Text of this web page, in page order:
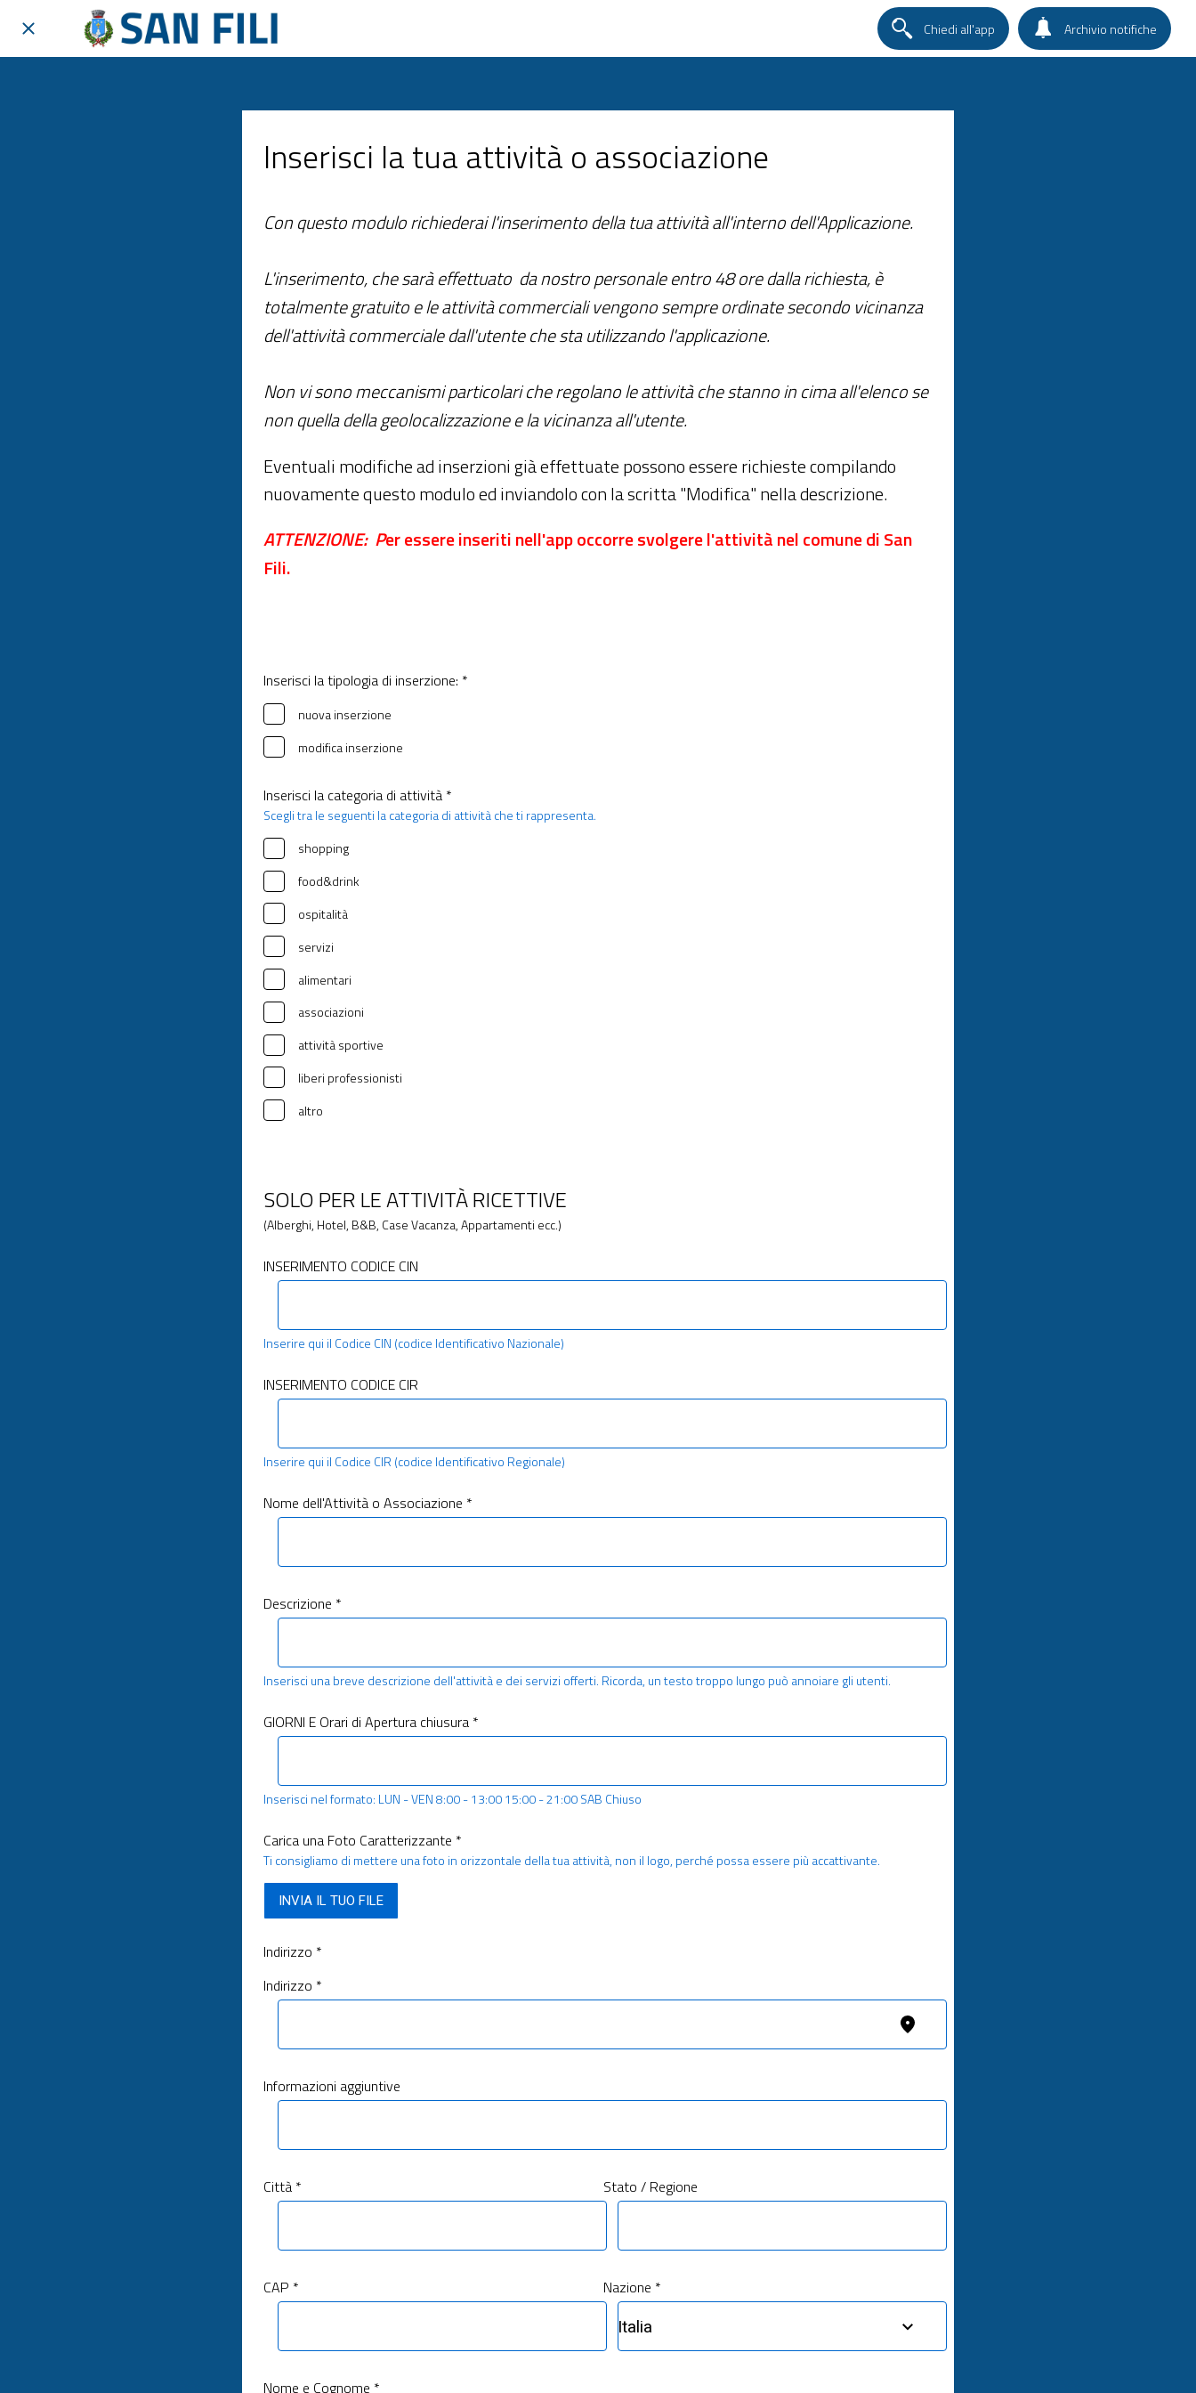
Chiedi all'app Archivio notifiche
Inserisci la tua attività o associazione
Con questo modulo richiederai l'inserimento della tua attività all'interno dell'Applicazione.
L'inserimento, che sarà effettuato da nostro personale entro 48 ore dalla richiesta, è
totalmente gratuito e le attività commerciali vengono sempre ordinate secondo vicinanza
dell'attività commerciale dall'utente che sta utilizzando l'applicazione.
Non vi sono meccanismi particolari che regolano le attività che stanno in cima all'elenco se
non quella della geolocalizzazione e la vicinanza all'utente.
Eventuali modifiche ad inserzioni già effettuate possono essere richieste compilando
nuovamente questo modulo ed inviandolo con la scritta "Modifica" nella descrizione.
ATTENZIONE: Per essere inseriti nell'app occorre svolgere l'attività nel comune di San
Fili.
Inserisci la tipologia di inserzione: *
nuova inserzione
modifica inserzione
Inserisci la categoria di attività *
Scegli tra le seguenti la categoria di attività che ti rappresenta.
shopping
food&drink
ospitalità
servizi
alimentari
associazioni
attività sportive
liberi professionisti
altro
SOLO PER LE ATTIVITÀ RICETTIVE
(Alberghi, Hotel, B&B, Case Vacanza, Appartamenti ecc.)
INSERIMENTO CODICE CIN
Inserire qui il Codice CIN (codice Identificativo Nazionale)
INSERIMENTO CODICE CIR
Inserire qui il Codice CIR (codice Identificativo Regionale)
Nome dell'Attività o Associazione *
Descrizione *
Inserisci una breve descrizione dell'attività e dei servizi offerti. Ricorda, un testo troppo lungo può annoiare gli utenti.
GIORNI E Orari di Apertura chiusura *
Inserisci nel formato: LUN - VEN 8:00 - 13:00 15:00 - 21:00 SAB Chiuso
Carica una Foto Caratterizzante *
Ti consigliamo di mettere una foto in orizzontale della tua attività, non il logo, perché possa essere più accattivante.
INVIA IL TUO FILE
Indirizzo *
Indirizzo *
Informazioni aggiuntive
Città * Stato / Regione
CAP * Nazione *
Italia
Nome e Cognome *